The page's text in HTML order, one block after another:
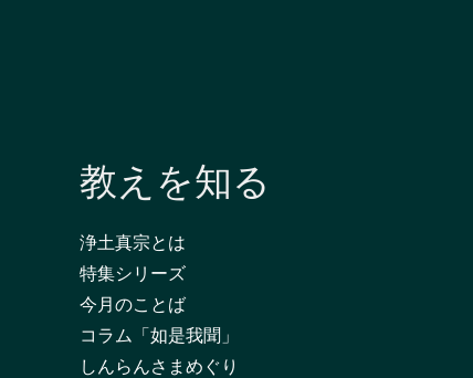
教えを知る
浄土真宗とは
特集シリーズ
今月のことば
コラム「如是我聞」
しんらんさまめぐり